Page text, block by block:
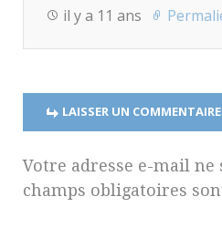
il y a 11 ans
LAISSER UN COMMENTAIRE
Votre adresse e-mail ne
champs obligatoires